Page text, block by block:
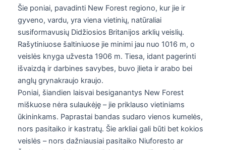
Šie poniai, pavadinti New Forest regiono, kur jie ir
gyveno, vardu, yra viena vietinių, natūraliai
susiformavusių Didžiosios Britanijos arklių veislių.
Rašytiniuose šaltiniuose jie minimi jau nuo 1016 m, o
veislės knyga užvesta 1906 m. Tiesa, idant pagerinti
išvaizdą ir darbines savybes, buvo įlieta ir arabo bei
anglų grynakraujo kraujo.
Poniai, šiandien laisvai besiganantys New Forest
miškuose nėra sulaukėję – jie priklauso vietiniams
ūkininkams. Paprastai bandas sudaro vienos kumelės,
nors pasitaiko ir kastratų. Šie arkliai gali būti bet kokios
veislės – nors dažniausiai pasitaiko Niuforesto ar